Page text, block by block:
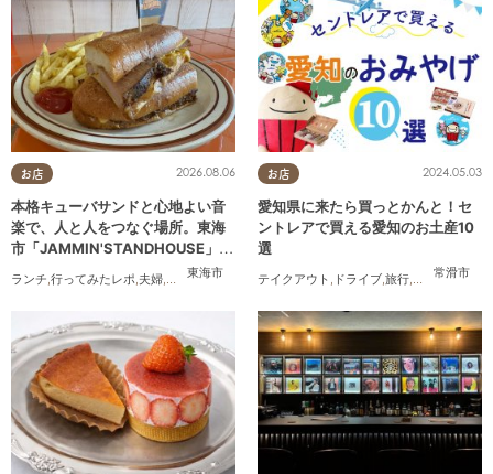
お店
東海市
2026.08.06
本格キューバサンドと心地よい音
楽で、人と人をつなぐ場所。東海
市「JAMMIN'STANDHOUSE」に
ランチ 行ってみたレポ 夫婦 おひとりさま 友人
お店
常滑市
2024.05.03
愛知県に来たら買っとかんと！セ
ントレアで買える愛知のお土産10
選
テイクアウト ドライブ 旅行 観光,家族,